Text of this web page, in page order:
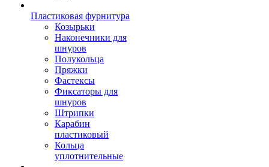
Пластиковая фурнитура
Козырьки
Наконечники для
шнуров
Полукольца
Пряжки
Фастексы
Фиксаторы для
шнуров
Штрипки
Карабин
пластиковый
Кольца
уплотнительные